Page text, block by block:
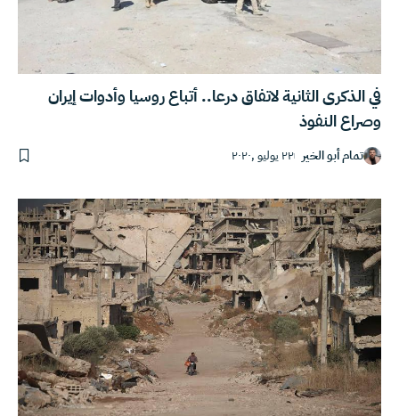
في الذكرى الثانية لاتفاق درعا.. أتباع روسيا وأدوات إيران
وصراع النفوذ
تمام أبو الخير ٢٢ يوليو ,٢٠٢٠